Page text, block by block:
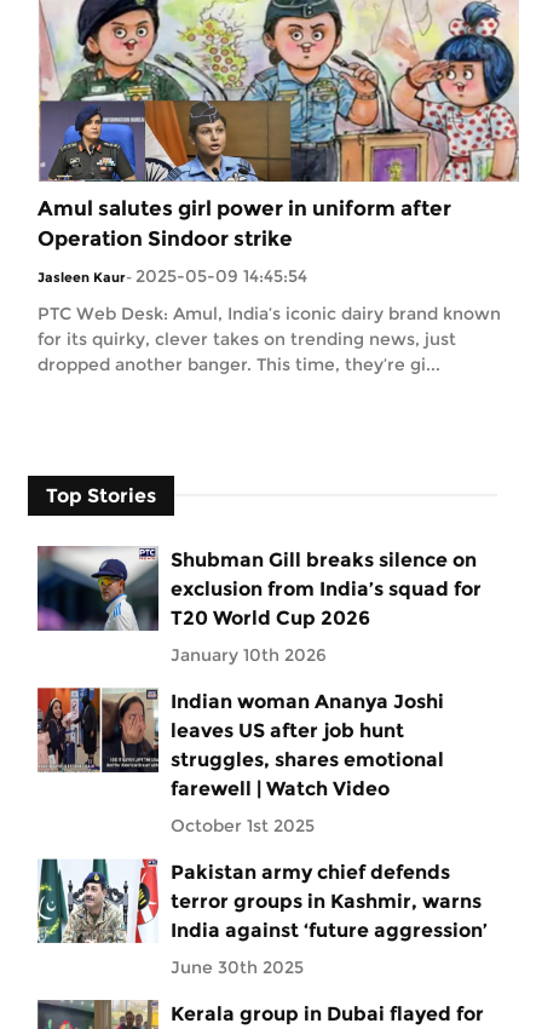
Amul salutes girl power in uniform after
Operation Sindoor strike
Jasleen Kaur- 2025-05-09 14:45:54
PTC Web Desk: Amul, India’s iconic dairy brand known
for its quirky, clever takes on trending news, just
dropped another banger. This time, they’re gi...
Top Stories
Shubman Gill breaks silence on
exclusion from India’s squad for
T20 World Cup 2026
January 10th 2026
Indian woman Ananya Joshi
leaves US after job hunt
struggles, shares emotional
farewell | Watch Video
October 1st 2025
Pakistan army chief defends
terror groups in Kashmir, warns
India against ‘future aggression’
June 30th 2025
Kerala group in Dubai flayed for